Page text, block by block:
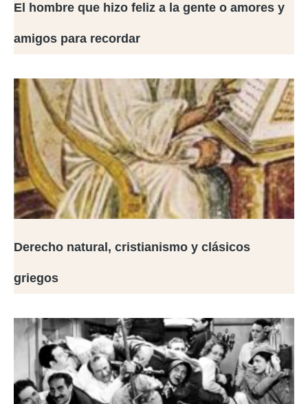
El hombre que hizo feliz a la gente o amores y
amigos para recordar
Derecho natural, cristianismo y clásicos
griegos